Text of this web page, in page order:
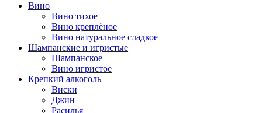
Вино
Вино тихое
Вино креплёное
Вино натуральное сладкое
Шампанские и игристые
Шампанское
Вино игристое
Крепкий алкоголь
Виски
Джин
Расилья